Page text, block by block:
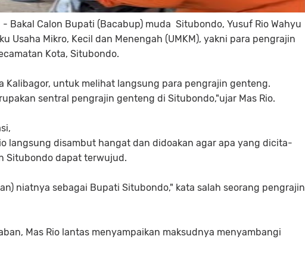
Bakal Calon Bupati (Bacabup) muda Situbondo, Yusuf Rio Wahyu
Usaha Mikro, Kecil dan Menengah (UMKM), yakni para pengrajin
Kota, Situbondo.
Kalibagor, untuk melihat langsung para pengrajin genteng.
sentral pengrajin genteng di Situbondo,"ujar Mas Rio.
langsung disambut hangat dan didoakan agar apa yang dicita-
Situbondo dapat terwujud.
niatnya sebagai Bupati Situbondo," kata salah seorang pengrajin
Mas Rio lantas menyampaikan maksudnya menyambangi